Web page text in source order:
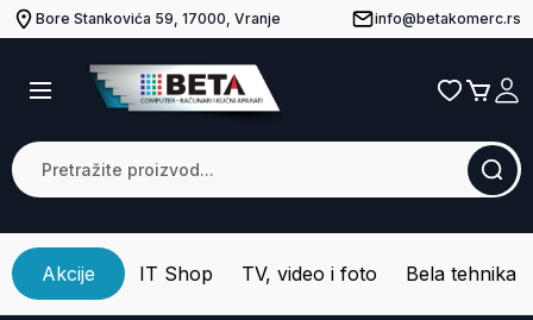
Bore Stankovića 59, 17000, Vranje info@betakomerc.rs
Akcije IT Shop TV, video i foto Bela tehnika